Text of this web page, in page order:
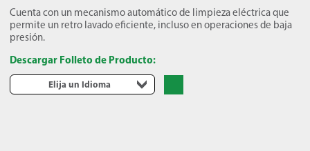
Cuenta con un mecanismo automático de limpieza eléctrica que
permite un retro lavado eficiente, incluso en operaciones de baja
presión.
Descargar Folleto de Producto:
Elija un Idioma